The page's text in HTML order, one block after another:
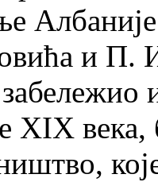
и П.
XIX века,